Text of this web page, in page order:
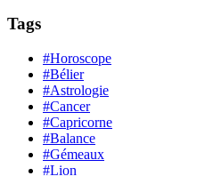
Tags
#Horoscope
#Bélier
#Astrologie
#Cancer
#Capricorne
#Balance
#Gémeaux
#Lion